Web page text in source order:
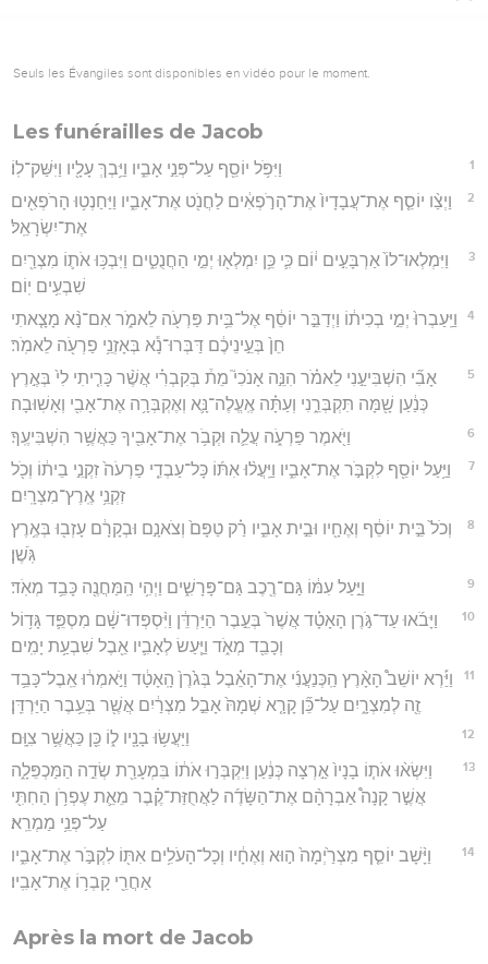
Seuls les Évangiles sont disponibles en vidéo pour le moment.
Les funérailles de Jacob
1 וַיִּפֹּ֥ל יוֹסֵ֖ף עַל־פְּנֵ֣י אָבִ֑יו וַיֵּ֥בְךְּ עָלָ֖יו וַיִּשַּׁק־לֽוֹ׃
2
וַיְצַ֨ו יוֹסֵ֤ף אֶת־עֲבָדָיו֙ אֶת־הָרֹ֣פְאִ֔ים לַחֲנֹ֖ט אֶת־אָבִ֑יו וַיַּחַנְט֥וּ הָרֹפְאִ֖ים
אֶת־יִשְׂרָאֵֽל׃
3
וַיִּמְלְאוּ־לוֹ֙ אַרְבָּעִ֣ים י֔וֹם כִּ֛י כֵּ֥ן יִמְלְא֖וּ יְמֵ֣י הַחֲנֻטִ֑ים וַיִּבְכּ֥וּ אֹת֛וֹ מִצְרַ֖יִם
שִׁבְעִ֥ים יֽוֹם׃
4
וַיַּֽעַבְרוּ֙ יְמֵ֣י בְכִית֔וֹ וַיְדַבֵּ֣ר יוֹסֵ֔ף אֶל־בֵּ֥ית פַּרְעֹ֖ה לֵאמֹ֑ר אִם־נָ֨א מָצָ֤אתִי
חֵן֙ בְּעֵ֣ינֵיכֶ֔ם דַּבְּרוּ־נָ֕א בְּאָזְנֵ֥י פַרְעֹ֖ה לֵאמֹֽר׃
5
אָבִ֞י הִשְׁבִּיעַ֣נִי לֵאמֹ֗ר הִנֵּ֣ה אָנֹכִי֮ מֵת֒ בְּקִבְרִ֗י אֲשֶׁ֨ר כָּרִ֤יתִי לִי֙ בְּאֶ֣רֶץ
כְּנַ֔עַן שָׁ֖מָּה תִּקְבְּרֵ֑נִי וְעַתָּ֗ה אֶֽעֱלֶה־נָּ֛א וְאֶקְבְּרָ֥ה אֶת־אָבִ֖י וְאָשֽׁוּבָה׃
6 וַיֹּ֖אמֶר פַּרְעֹ֑ה עֲלֵ֛ה וּקְבֹ֥ר אֶת־אָבִ֖יךָ כַּאֲשֶׁ֥ר הִשְׁבִּיעֶֽךָ׃
7
וַיַּ֥עַל יוֹסֵ֖ף לִקְבֹּ֣ר אֶת־אָבִ֑יו וַיַּֽעֲל֨וּ אִתּ֜וֹ כָּל־עַבְדֵ֤י פַרְעֹה֙ זִקְנֵ֣י בֵית֔וֹ וְכֹ֖ל
זִקְנֵ֥י אֶֽרֶץ־מִצְרָֽיִם׃
8
וְכֹל֙ בֵּ֣ית יוֹסֵ֔ף וְאֶחָ֖יו וּבֵ֣ית אָבִ֑יו רַ֗ק טַפָּם֙ וְצֹאנָ֣ם וּבְקָרָ֔ם עָזְב֖וּ בְּאֶ֥רֶץ
גֹּֽשֶׁן׃
9 וַיַּ֣עַל עִמּ֔וֹ גַּם־רֶ֖כֶב גַּם־פָּרָשִׁ֑ים וַיְהִ֥י הַֽמַּחֲנֶ֖ה כָּבֵ֥ד מְאֹֽד׃
10
וַיָּבֹ֜אוּ עַד־גֹּ֣רֶן הָאָטָ֗ד אֲשֶׁר֙ בְּעֵ֣בֶר הַיַּרְדֵּ֔ן וַיִּ֨סְפְּדוּ־שָׁ֔ם מִסְפֵּ֛ד גָּד֥וֹל
וְכָבֵ֖ד מְאֹ֑ד וַיַּ֧עַשׂ לְאָבִ֛יו אֵ֖בֶל שִׁבְעַ֥ת יָמִֽים׃
11
וַיַּ֡רְא יוֹשֵׁב֩ הָאָ֨רֶץ הַֽכְּנַעֲנִ֜י אֶת־הָאֵ֗בֶל בְּגֹ֙רֶן֙ הָֽאָטָ֔ד וַיֹּ֣אמְר֔וּ אֵֽבֶל־כָּבֵ֥ד
זֶ֖ה לְמִצְרָ֑יִם עַל־כֵּ֞ן קָרָ֤א שְׁמָהּ֙ אָבֵ֣ל מִצְרַ֔יִם אֲשֶׁ֖ר בְּעֵ֥בֶר הַיַּרְדֵּֽן׃
12 וַיַּעֲשׂ֥וּ בָנָ֖יו ל֑וֹ כֵּ֖ן כַּאֲשֶׁ֥ר צִוָּֽם׃
13
וַיִּשְׂא֨וּ אֹת֤וֹ בָנָיו֙ אַ֣רְצָה כְּנַ֔עַן וַיִּקְבְּר֣וּ אֹת֔וֹ בִּמְעָרַ֖ת שְׂדֵ֣ה הַמַּכְפֵּלָ֑ה
אֲשֶׁ֣ר קָנָה֩ אַבְרָהָ֨ם אֶת־הַשָּׂדֶ֜ה לַאֲחֻזַּת־קֶ֗בֶר מֵאֵ֛ת עֶפְרֹ֥ן הַחִתִּ֖י
עַל־פְּנֵ֥י מַמְרֵֽא׃
14
וַיָּ֨שָׁב יוֹסֵ֤ף מִצְרַ֙יְמָה֙ ה֣וּא וְאֶחָ֔יו וְכָל־הָעֹלִ֥ים אִתּ֖וֹ לִקְבֹּ֣ר אֶת־אָבִ֑יו
אַחֲרֵ֖י קָבְר֥וֹ אֶת־אָבִֽיו׃
Après la mort de Jacob